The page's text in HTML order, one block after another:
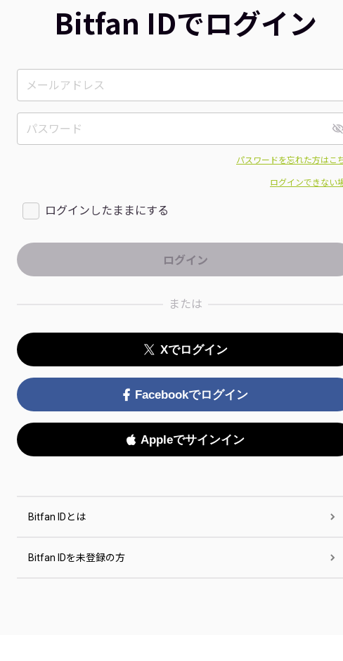
Bitfan IDでログイン
パスワードを忘れた方はこ
ログインできない
ログインしたままにする
または
Xでログイン
Facebookでログイン
Appleでサインイン
Bitfan IDとは
Bitfan IDを未登録の方